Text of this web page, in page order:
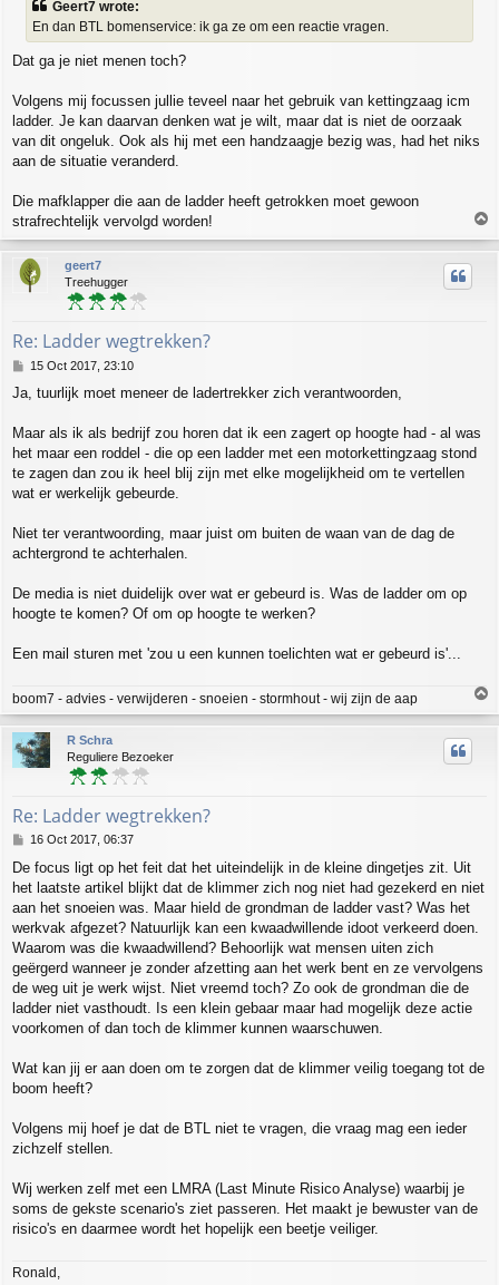
Geert7 wrote:
En dan BTL bomenservice: ik ga ze om een reactie vragen.
Dat ga je niet menen toch?
Volgens mij focussen jullie teveel naar het gebruik van kettingzaag icm
ladder. Je kan daarvan denken wat je wilt, maar dat is niet de oorzaak
van dit ongeluk. Ook als hij met een handzaagje bezig was, had het niks
aan de situatie veranderd.
Die mafklapper die aan de ladder heeft getrokken moet gewoon
strafrechtelijk vervolgd worden!
o
p
geert7
Treehugger
Re: Ladder wegtrekken?
P
s
15 Oct 2017, 23:10
Ja, tuurlijk moet meneer de ladertrekker zich verantwoorden,
Maar als ik als bedrijf zou horen dat ik een zagert op hoogte had - al was
het maar een roddel - die op een ladder met een motorkettingzaag stond
te zagen dan zou ik heel blij zijn met elke mogelijkheid om te vertellen
wat er werkelijk gebeurde.
Niet ter verantwoording, maar juist om buiten de waan van de dag de
achtergrond te achterhalen.
De media is niet duidelijk over wat er gebeurd is. Was de ladder om op
hoogte te komen? Of om op hoogte te werken?
Een mail sturen met 'zou u een kunnen toelichten wat er gebeurd is'...
boom7 - advies - verwijderen - snoeien - stormhout - wij zijn de aap
p
R Schra
Reguliere Bezoeker
Re: Ladder wegtrekken?
P
s
t
16 Oct 2017, 06:37
De focus ligt op het feit dat het uiteindelijk in de kleine dingetjes zit. Uit
het laatste artikel blijkt dat de klimmer zich nog niet had gezekerd en niet
aan het snoeien was. Maar hield de grondman de ladder vast? Was het
werkvak afgezet? Natuurlijk kan een kwaadwillende idoot verkeerd doen.
Waarom was die kwaadwillend? Behoorlijk wat mensen uiten zich
geërgerd wanneer je zonder afzetting aan het werk bent en ze vervolgens
de weg uit je werk wijst. Niet vreemd toch? Zo ook de grondman die de
ladder niet vasthoudt. Is een klein gebaar maar had mogelijk deze actie
voorkomen of dan toch de klimmer kunnen waarschuwen.
Wat kan jij er aan doen om te zorgen dat de klimmer veilig toegang tot de
boom heeft?
Volgens mij hoef je dat de BTL niet te vragen, die vraag mag een ieder
zichzelf stellen.
Wij werken zelf met een LMRA (Last Minute Risico Analyse) waarbij je
soms de gekste scenario's ziet passeren. Het maakt je bewuster van de
risico's en daarmee wordt het hopelijk een beetje veiliger.
Ronald,